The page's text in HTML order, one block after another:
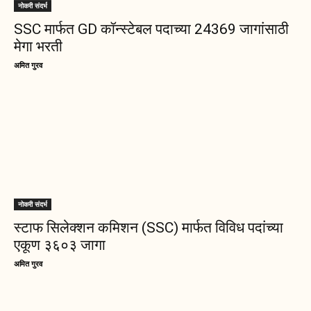
नोकरी संदर्भ
SSC मार्फत GD कॉन्स्टेबल पदाच्या 24369 जागांसाठी
मेगा भरती
अमित गुरव
नोकरी संदर्भ
स्टाफ सिलेक्शन कमिशन (SSC) मार्फत विविध पदांच्या
एकूण ३६०३ जागा
अमित गुरव